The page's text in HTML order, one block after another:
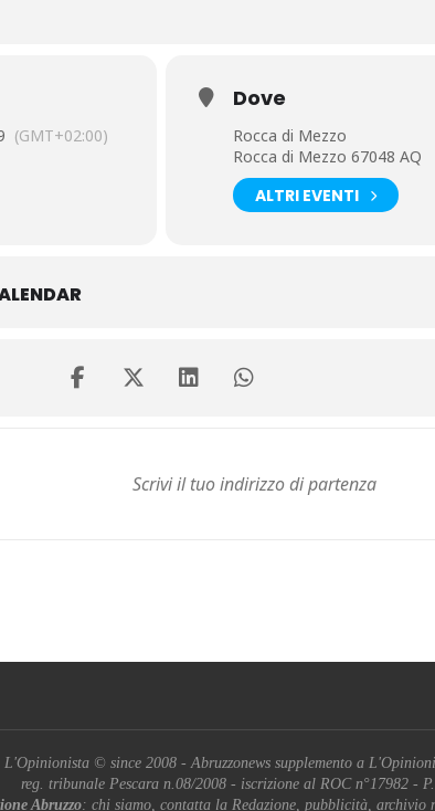
(GMT+02:00)
Dove
Rocca di Mezzo
Rocca di Mezzo 67048 AQ
ALTRI EVENTI
L'Opinionista © since 2008 - Abruzzonews supplemento a
reg. tribunale Pescara n.08/2008 - iscrizione al ROC n°17982 -
Abruzzo: chi siamo, contatta la Redazione, pubblicità, archivio